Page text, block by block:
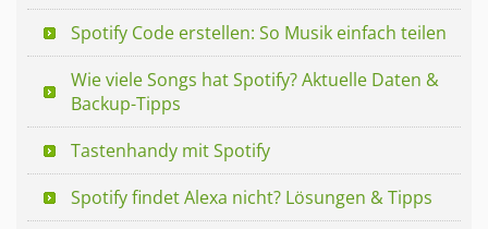
Spotify Code erstellen: So Musik einfach teilen
Wie viele Songs hat Spotify? Aktuelle Daten &
Backup-Tipps
Tastenhandy mit Spotify
Spotify findet Alexa nicht? Lösungen & Tipps